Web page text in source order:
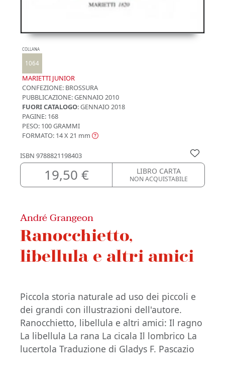
COLLANA
1064
MARIETTI JUNIOR
CONFEZIONE: BROSSURA
PUBBLICAZIONE:GENNAIO 2010
FUORI CATALOGO: GENNAIO 2018
PAGINE: 168
PESO: 100 GRAMMI
FORMATO: 14 X 21 mm
ISBN 9788821198403
19,50 € LIBRO CARTA
NON ACQUISTABILE
André Grangeon
Ranocchietto,
libellula e altri amici
Piccola storia naturale ad uso dei piccoli e
dei grandi con illustrazioni dell'autore.
Ranocchietto, libellula e altri amici: Il ragno
La libellula La rana La cicala Il lombrico La
lucertola Traduzione di Gladys F. Pascazio